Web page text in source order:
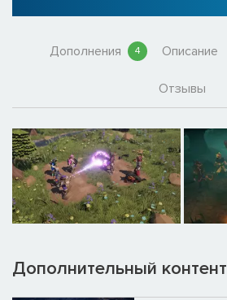
Дополнения 4 Описание
Отзывы
Дополнительный контент